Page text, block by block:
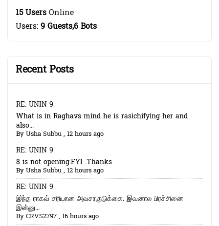
15 UsersOnline
Users:9 Guests,6 Bots
Recent Posts
RE: UNIN 9
What is in Raghavs mind he is rasichifying her and
also...
ByUsha Subbu, 12 hours ago
RE: UNIN 9
8 is not opening.FYI .Thanks
ByUsha Subbu, 12 hours ago
RE: UNIN 9
இந்த ராகவ் சரியான அவசரகுடுக்கை. இவனால பிரச்சினை
இன்னு...
ByCRVS2797, 16 hours ago